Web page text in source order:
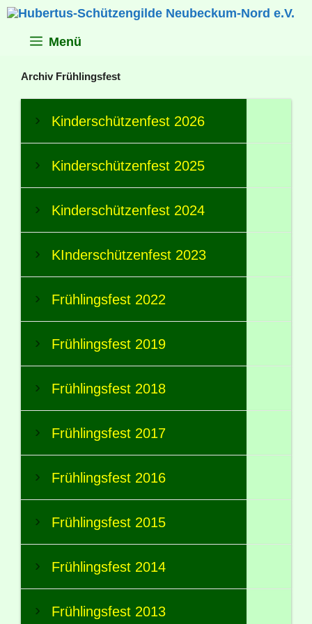
Zum
Inhalt
Menü
Archiv Frühlingsfest
Kinderschützenfest 2026
Kinderschützenfest 2025
Kinderschützenfest 2024
KInderschützenfest 2023
Frühlingsfest 2022
Frühlingsfest 2019
Frühlingsfest 2018
Frühlingsfest 2017
Frühlingsfest 2016
Frühlingsfest 2015
Frühlingsfest 2014
Frühlingsfest 2013